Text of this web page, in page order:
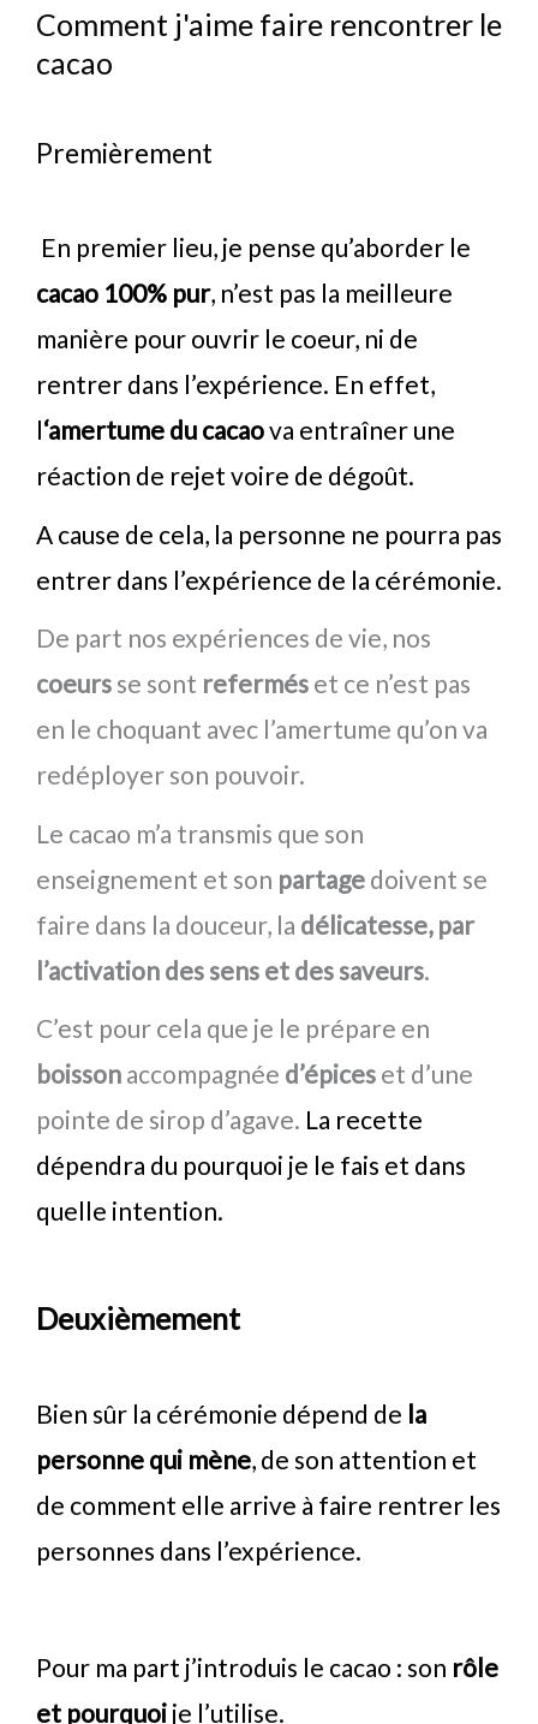
Comment j'aime faire rencontrer le
cacao
Premièrement
En premier lieu, je pense qu’aborder le
cacao 100% pur, n’est pas la meilleure
manière pour ouvrir le coeur, ni de
rentrer dans l’expérience. En effet,
l‘amertume du cacaova entraîner une
réaction de rejet voire de dégoût.
A cause de cela, la personne ne pourra pas
entrer dans l’expérience de la cérémonie.
De part nos expériences de vie, nos
coeurs se sont refermés et ce n’est pas
en le choquant avec l’amertume qu’on va
redéployer son pouvoir.
Le cacao m’a transmis que son
enseignement et son partage doivent se
faire dans la douceur, la délicatesse, par
l’activation des sens et des saveurs.
C’est pour cela que je le prépare en
boisson accompagnée d’épices et d’une
pointe de sirop d’agave. La recette
dépendra du pourquoi je le fais et dans
quelle intention.
Deuxièmement
Bien sûr la cérémonie dépend de la
personne qui mène, de son attention et
de comment elle arrive à faire rentrer les
personnes dans l’expérience.
Pour ma part j’introduis le cacao : son rôle
et pourquoi je l’utilise.